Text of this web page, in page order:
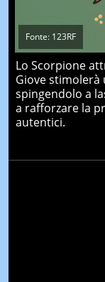
Fonte: 123RF
Lo Scorpione
Giove
spingendolo a
a rafforzare la
autentici.